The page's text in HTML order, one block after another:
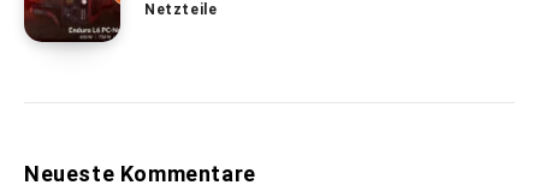
Netzteile
Neueste Kommentare